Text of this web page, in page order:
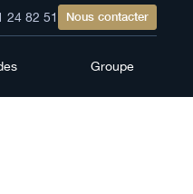
24 82 51 Nous contacter
Groupe